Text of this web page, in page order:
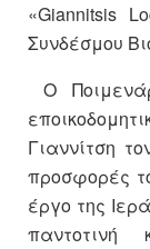
«Giannitsis
Συνδέσμου
Ο
Γιαννίτση
προσφορές
έργο της